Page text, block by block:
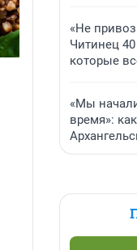
«Не
Читинец
которые
«Мы
время»: